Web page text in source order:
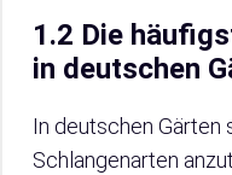
1.2 Die
in deutschen
In deutschen Gärten
Schlangenarten